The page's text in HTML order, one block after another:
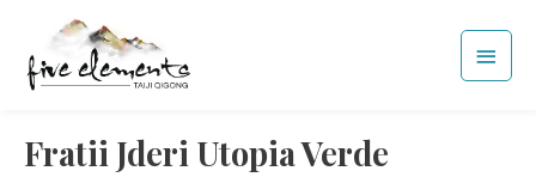
content
Main
Fratii Jderi Utopia Verde